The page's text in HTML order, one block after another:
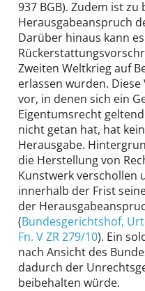
937 BGB). Zudem ist
Herausgabeanspruch
Darüber hinaus kann
Zweiten Weltkrieg auf
erlassen wurden.
vor, in denen sich ein
Eigentumsrecht
nicht getan hat, hat
Herausgabe.
die Herstellung von
Kunstwerk verschollen
innerhalb der Frist
der
(Bundesgerichtshof,
Fn. V ZR 279/10). Ein
nach Ansicht des
dadurch der
beibehalten würde.